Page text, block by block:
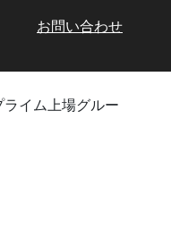
お問い合わせ
イム上場グルー